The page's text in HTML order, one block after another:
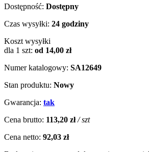
Dostępność: Dostępny
Czas wysyłki: 24 godziny
Koszt wysyłki
dla 1 szt: od 14,00 zł
Numer katalogowy: SA12649
Stan produktu: Nowy
Gwarancja: tak
Cena brutto: 113,20 zł / szt
Cena netto: 92,03 zł